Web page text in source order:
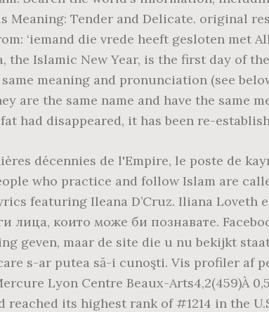
Meaning: Tender and Delicate. original
‘iemand die vrede heeft gesloten met
the Islamic New Year, is the first day of
same meaning and pronunciation (see
are the same name and have the
had disappeared, it has been re-
décennies de l'Empire, le poste de
who practice and follow Islam are
featuring Ileana D’Cruz. Iliana Loveth
лица, които може би познавате.
geven, maar de site die u nu bekijkt
s-ar putea să-i cunoşti. Vis profiler af
Lyon Centre Beaux-Arts4,2(459)À
reached its highest rank of #1214 in the